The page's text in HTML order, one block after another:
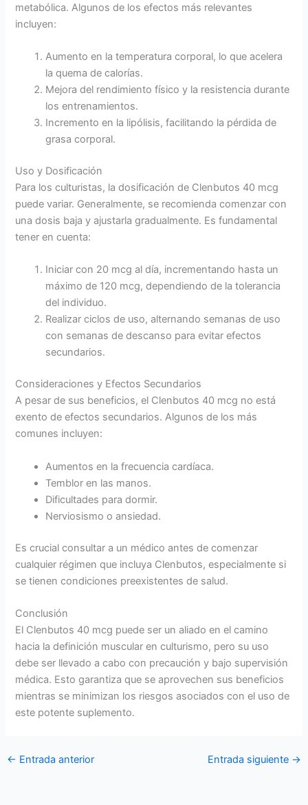
metabólica. Algunos de los efectos más relevantes
incluyen:
Aumento en la temperatura corporal, lo que acelera
la quema de calorías.
Mejora del rendimiento físico y la resistencia durante
los entrenamientos.
Incremento en la lipólisis, facilitando la pérdida de
grasa corporal.
Uso y Dosificación
Para los culturistas, la dosificación de Clenbutos 40 mcg
puede variar. Generalmente, se recomienda comenzar con
una dosis baja y ajustarla gradualmente. Es fundamental
tener en cuenta:
Iniciar con 20 mcg al día, incrementando hasta un
máximo de 120 mcg, dependiendo de la tolerancia
del individuo.
Realizar ciclos de uso, alternando semanas de uso
con semanas de descanso para evitar efectos
secundarios.
Consideraciones y Efectos Secundarios
A pesar de sus beneficios, el Clenbutos 40 mcg no está
exento de efectos secundarios. Algunos de los más
comunes incluyen:
Aumentos en la frecuencia cardíaca.
Temblor en las manos.
Dificultades para dormir.
Nerviosismo o ansiedad.
Es crucial consultar a un médico antes de comenzar
cualquier régimen que incluya Clenbutos, especialmente si
se tienen condiciones preexistentes de salud.
Conclusión
El Clenbutos 40 mcg puede ser un aliado en el camino
hacia la definición muscular en culturismo, pero su uso
debe ser llevado a cabo con precaución y bajo supervisión
médica. Esto garantiza que se aprovechen sus beneficios
mientras se minimizan los riesgos asociados con el uso de
este potente suplemento.
← Entrada anterior Entrada siguiente →